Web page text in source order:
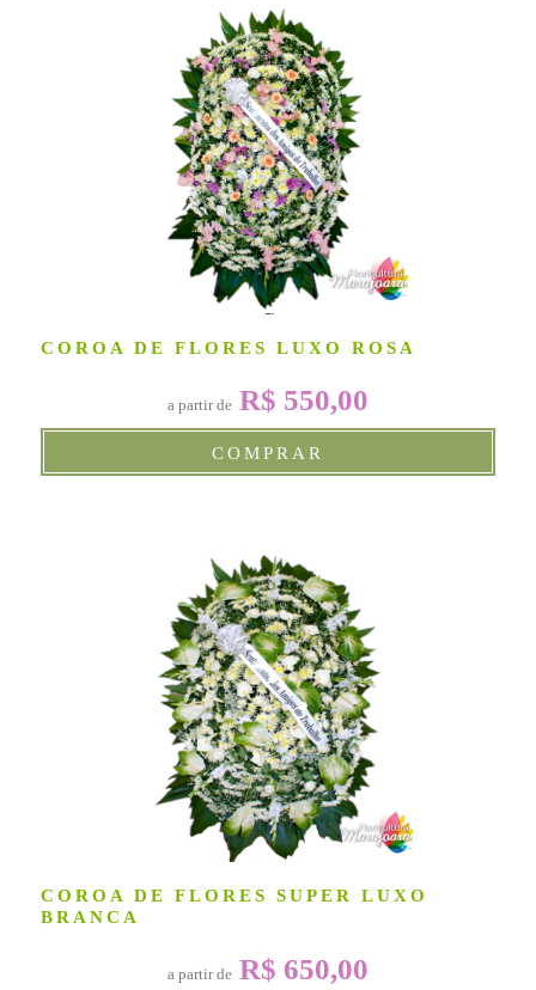
COROA DE FLORES LUXO ROSA
a partir de R$ 550,00
COMPRAR
COROA DE FLORES SUPER LUXO
BRANCA
a partir de R$ 650,00